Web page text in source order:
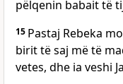
pëlqenin babait të
15 Pastaj Rebeka
birit të saj më të
vetes, dhe ia veshi